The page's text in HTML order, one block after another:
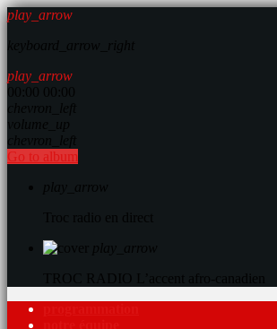
play_arrow
play_arrow
Go to album